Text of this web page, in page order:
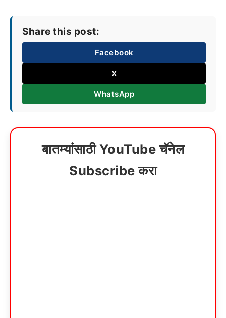
Share this post:
Facebook
X
WhatsApp
बातम्यांसाठी YouTube चॅनेल
Subscribe करा